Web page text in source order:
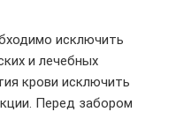
исключить
и лечебных
крови исключить
Перед забором